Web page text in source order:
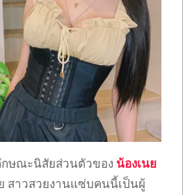
ษณะนิสัยส่วนตัวของ น้องเนย
สาวสวยงานแซ่บคนนี้เป็นผู้